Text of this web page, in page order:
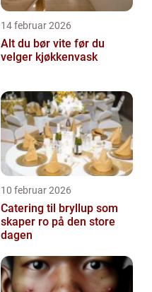
14 februar 2026
Alt du bør vite før du
velger kjøkkenvask
10 februar 2026
Catering til bryllup som
skaper ro på den store
dagen